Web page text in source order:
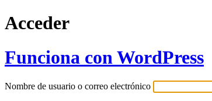
Acceder
Funciona con WordPress
Nombre de usuario o correo electrónico